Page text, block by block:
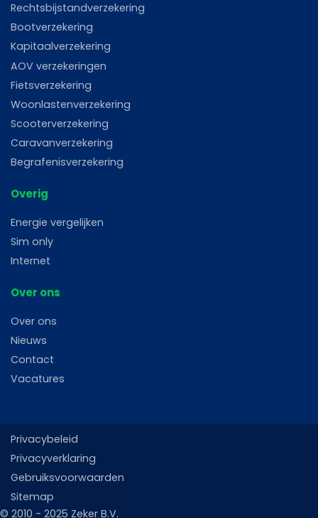
Rechtsbijstandverzekering
Bootverzekering
Kapitaalverzekering
AOV verzekeringen
Fietsverzekering
Woonlastenverzekering
Scooterverzekering
Caravanverzekering
Begrafenisverzekering
Overig
Energie vergelijken
Sim only
Internet
Over ons
Over ons
Nieuws
Contact
Vacatures
Privacybeleid
Privacyverklaring
Gebruiksvoorwaarden
Sitemap